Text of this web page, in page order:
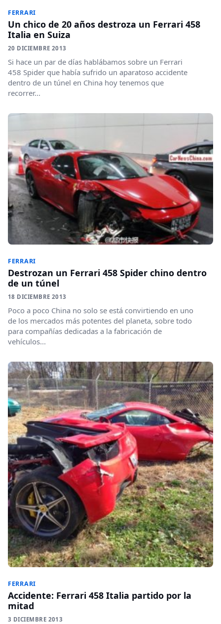
FERRARI
Un chico de 20 años destroza un Ferrari 458
Italia en Suiza
20 DICIEMBRE 2013
Si hace un par de días hablábamos sobre un Ferrari
458 Spider que había sufrido un aparatoso accidente
dentro de un túnel en China hoy tenemos que
recorrer...
FERRARI
Destrozan un Ferrari 458 Spider chino dentro
de un túnel
18 DICIEMBRE 2013
Poco a poco China no solo se está convirtiendo en uno
de los mercados más potentes del planeta, sobre todo
para compañías dedicadas a la fabricación de
vehículos...
FERRARI
Accidente: Ferrari 458 Italia partido por la
mitad
3 DICIEMBRE 2013